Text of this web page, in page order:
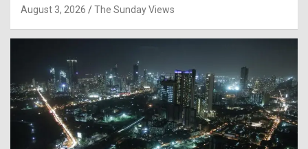
August 3, 2026 The Sunday Views